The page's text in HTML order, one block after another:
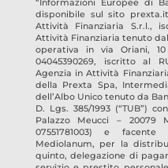
disponibile sul sito
Attività Finanziaria S.r.l.,
Attività Finanziaria tenuto
operativa in via Oriani, 10
04045390269, iscritto al
Agenzia in Attività
della Prexta Spa,
dell’Albo Unico tenuto da
D. Lgs. 385/1993 (“TUB”)
Palazzo Meucci – 20079
07551781003) e
Mediolanum, per la
quinto, delegazione di